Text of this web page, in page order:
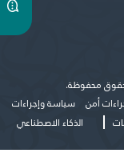
محفوظة.
أمن
سياسة وإجراءات
الذكاء الاصطناعي